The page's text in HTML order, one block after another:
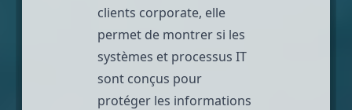
clients corporate, elle
permet de montrer si les
systèmes et processus IT
sont conçus pour
protéger les informations